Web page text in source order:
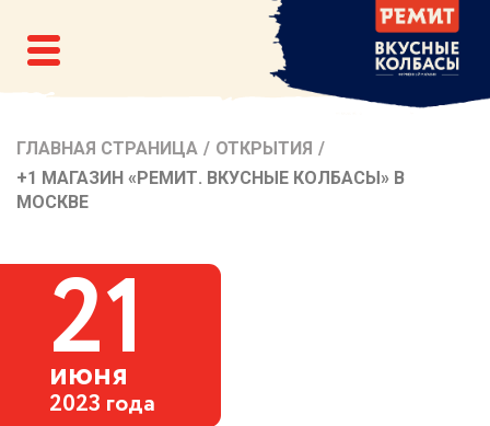
ГЛАВНАЯ СТРАНИЦА / ОТКРЫТИЯ /
+1 МАГАЗИН «РЕМИТ. ВКУСНЫЕ КОЛБАСЫ» В
МОСКВЕ
21
июня
2023 года